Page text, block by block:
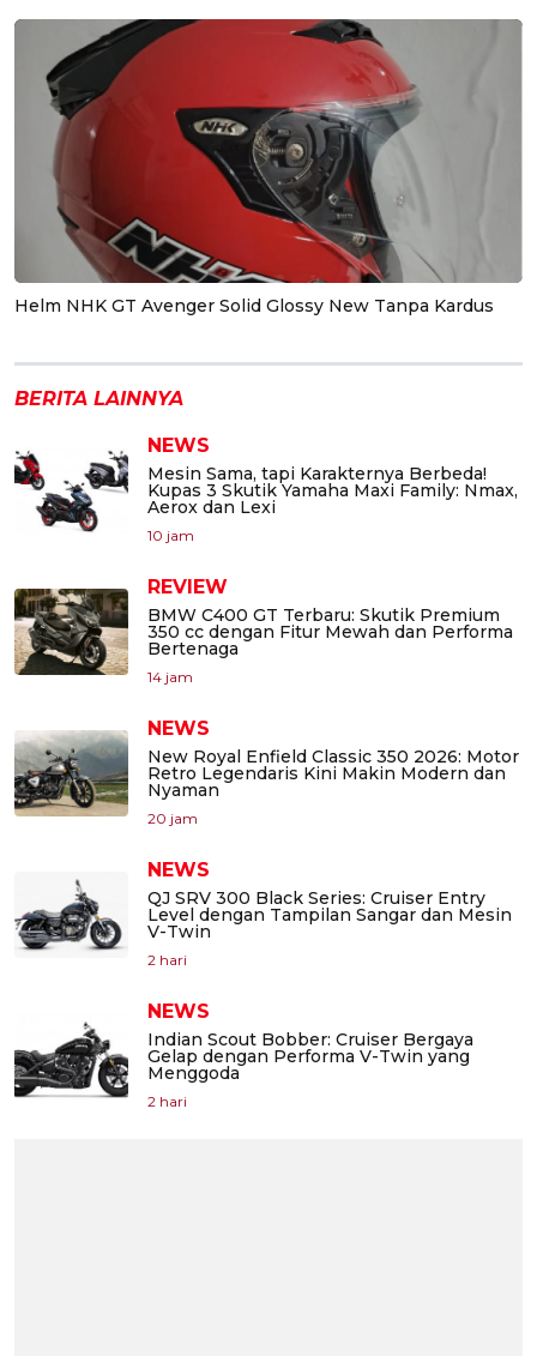
Helm NHK GT Avenger Solid Glossy New Tanpa Kardus
BERITA LAINNYA
NEWS
Mesin Sama, tapi Karakternya Berbeda!
Kupas 3 Skutik Yamaha Maxi Family: Nmax,
Aerox dan Lexi
10 jam
REVIEW
BMW C400 GT Terbaru: Skutik Premium
350 cc dengan Fitur Mewah dan Performa
Bertenaga
14 jam
NEWS
New Royal Enfield Classic 350 2026: Motor
Retro Legendaris Kini Makin Modern dan
Nyaman
20 jam
NEWS
QJ SRV 300 Black Series: Cruiser Entry
Level dengan Tampilan Sangar dan Mesin
V-Twin
2 hari
NEWS
Indian Scout Bobber: Cruiser Bergaya
Gelap dengan Performa V-Twin yang
Menggoda
2 hari